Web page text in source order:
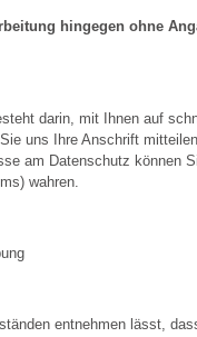
hingegen ohne
darin, mit Ihnen auf
uns Ihre Anschrift
am Datenschutz können
wahren.
entnehmen lässt,